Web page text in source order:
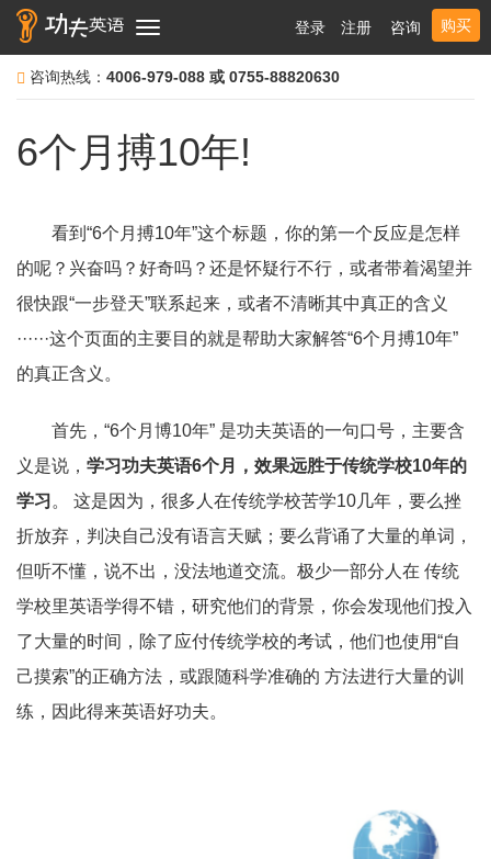
购买
咨询
注册
登录
Toggle
navigation
咨询热线： 4006-979-088 或 0755-88820630
6个月搏10年!
看到“6个月搏10年”这个标题，你的第一个反应是怎样
的呢？兴奋吗？好奇吗？还是怀疑行不行，或者带着渴望并
很快跟“一步登天”联系起来，或者不清晰其中真正的含义
······这个页面的主要目的就是帮助大家解答“6个月搏10年”
的真正含义。
首先，“6个月博10年” 是功夫英语的一句口号，主要含
义是说， 学习功夫英语6个月，效果远胜于传统学校10年的
学习 。 这是因为，很多人在传统学校苦学10几年，要么挫
折放弃，判决自己没有语言天赋；要么背诵了大量的单词，
但听不懂，说不出，没法地道交流。极少一部分人在 传统
学校里英语学得不错，研究他们的背景，你会发现他们投入
了大量的时间，除了应付传统学校的考试，他们也使用“自
己摸索”的正确方法，或跟随科学准确的 方法进行大量的训
练，因此得来英语好功夫。